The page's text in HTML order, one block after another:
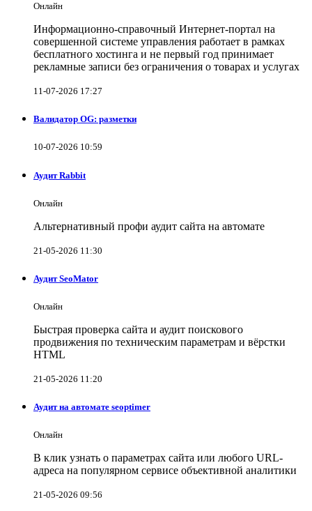
Онлайн
Информационно-справочный Интернет-портал на
совершенной системе управления работает в рамках
бесплатного хостинга и не первый год принимает
рекламные записи без ограничения о товарах и услугах
11-07-2026 17:27
Валидатор OG: разметки
10-07-2026 10:59
Аудит Rabbit
Онлайн
Альтернативный профи аудит сайта на автомате
21-05-2026 11:30
Аудит SeoMator
Онлайн
Быстрая проверка сайта и аудит поискового
продвижения по техническим параметрам и вёрстки
HTML
21-05-2026 11:20
Аудит на автомате seoptimer
Онлайн
В клик узнать о параметрах сайта или любого URL-
адреса на популярном сервисе объективной аналитики
21-05-2026 09:56